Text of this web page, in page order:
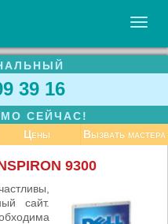
39 16
СЕЙЧАС!
Цены Вызвать мастера
9300
сайт.